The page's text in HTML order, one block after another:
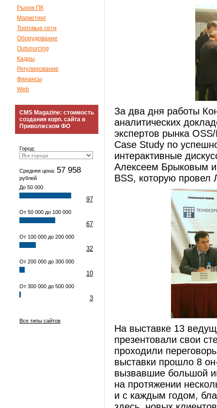
Рынок ПК
Маркетинг
Торговые сети
Оборудование
Outsourcing
Кадры
Регулирование
Финансы
Web
CMS Magazine: стоимость
создания корп. сайта в
Приволжском ФО
Город:
Средняя цена: 57 958
рублей
До 50 000
97
От 50 000 до 100 000
67
От 100 000 до 200 000
32
От 200 000 до 300 000
10
От 300 000 до 500 000
3
Все типы сайтов
За два дня работы
аналитических
экспертов рынка
Case Study по
интерактивные
Алексеем Брыковым
BSS, которую провел
На выставке 13
презентовали свои
проходили
выставки прошло 8
вызвавшие большой
на протяжении
и с каждым годом,